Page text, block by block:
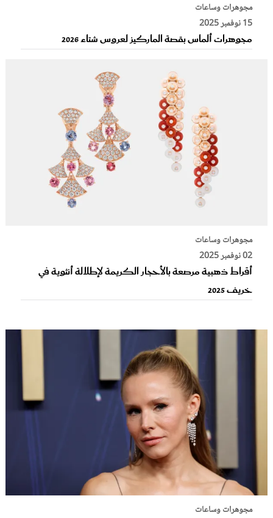
مجوهرات وساعات
15 نوفمبر 2025
مجوهرات ألماس بقصة الماركيز لعروس شتاء 2026
مجوهرات وساعات
02 نوفمبر 2025
أقراط ذهبية مرصعة بالأحجار الكريمة لإطلالة أنثوية في
خريف 2025
مجوهرات وساعات